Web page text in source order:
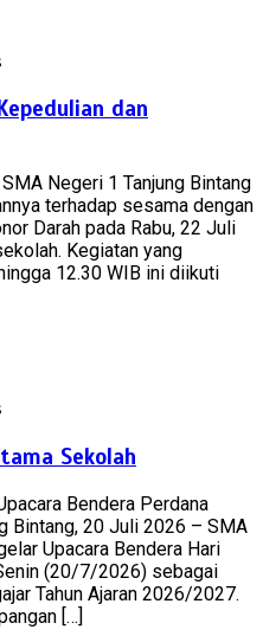
dan
Negeri 1 Tanjung Bintang
terhadap sesama dengan
Darah pada Rabu, 22 Juli
Kegiatan yang
12.30 WIB ini diikuti
Sekolah
Bendera Perdana
Bintang, 20 Juli 2026 – SMA
Upacara Bendera Hari
(20/7/2026) sebagai
Tahun Ajaran 2026/2027.
[…]